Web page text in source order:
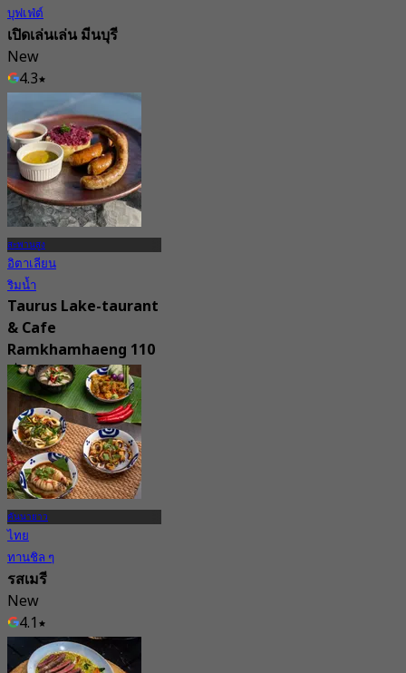
บุฟเฟ่ต์
เปิดเล่นเล่น มีนบุรี
New
4.3
฿ 468
สะพานสูง
อิตาเลียน
ริมน้ำ
Taurus Lake-taurant
& Cafe
Ramkhamhaeng 110
4.9
90 การจอง
จาก฿ 549.5
คันนายาว
ไทย
ทานชิล ๆ
รสเมรี
New
4.1
จาก฿ 363.33